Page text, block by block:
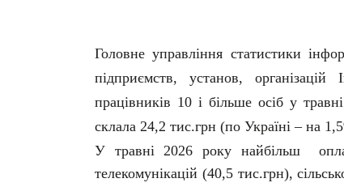
Головне управління статистики
підприємств, установ, організацій
працівників 10 і більше осіб у
склала 24,2 тис.грн (по Україні – на
У травні 2026 року найбільш
телекомунікацій (40,5 тис.грн),